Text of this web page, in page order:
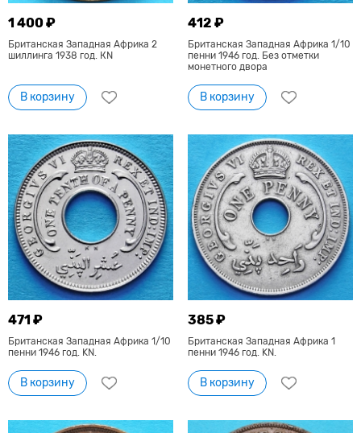
1 400 ₽
Британская Западная Африка 2
шиллинга 1938 год. КN
В корзину
412 ₽
Британская Западная Африка 1/10
пенни 1946 год. Без отметки
монетного двора
В корзину
471 ₽
Британская Западная Африка 1/10
пенни 1946 год. KN.
В корзину
385 ₽
Британская Западная Африка 1
пенни 1946 год. KN.
В корзину